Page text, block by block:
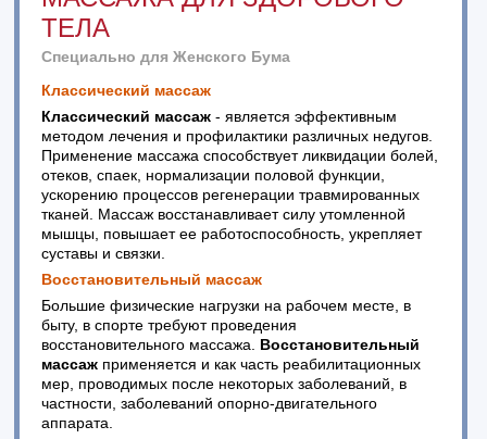
ТЕЛА
Специально для Женского Бума
Классический массаж
Классический массаж - является эффективным
методом лечения и профилактики различных недугов.
Применение массажа способствует ликвидации болей,
отеков, спаек, нормализации половой функции,
ускорению процессов регенерации травмированных
тканей. Массаж восстанавливает силу утомленной
мышцы, повышает ее работоспособность, укрепляет
суставы и связки.
Восстановительный массаж
Большие физические нагрузки на рабочем месте, в
быту, в спорте требуют проведения
восстановительного массажа. Восстановительный
массаж применяется и как часть реабилитационных
мер, проводимых после некоторых заболеваний, в
частности, заболеваний опорно-двигательного
аппарата.